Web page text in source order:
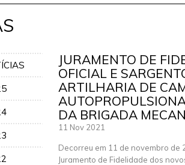
JURAMENTO DE
OFICIAL E
ARTILHARIA DE
DA BRIGADA
11 Nov 2021
Decorreu em 11 de novembro de
Juramento de Fidelidade dos